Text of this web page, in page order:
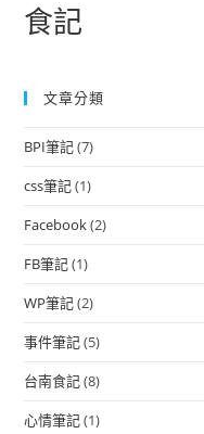
食記
文章分類
BPI筆記(7)
css筆記(1)
Facebook(2)
FB筆記(1)
WP筆記(2)
事件筆記(5)
台南食記(8)
心情筆記(1)